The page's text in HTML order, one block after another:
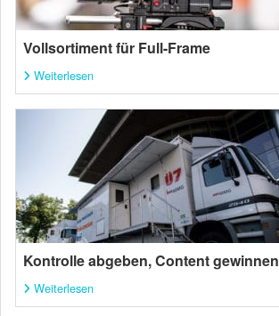
Vollsortiment für Full-Frame
Weiterlesen
Kontrolle abgeben, Content gewinnen
Weiterlesen